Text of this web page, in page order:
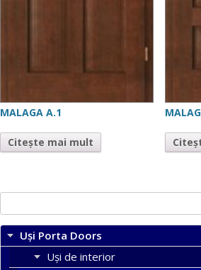
MALAGA A.1
Citește mai mult
după:
Uși Porta Doors
Uși de interior